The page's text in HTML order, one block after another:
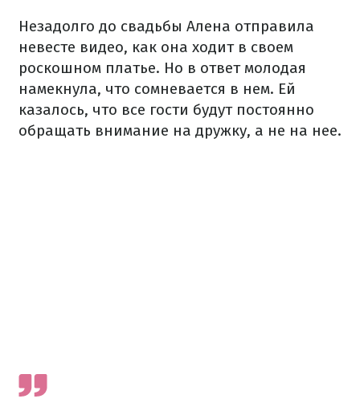
Незадолго до свадьбы Алена отправила
невесте видео, как она ходит в своем
роскошном платье. Но в ответ молодая
намекнула, что сомневается в нем. Ей
казалось, что все гости будут постоянно
обращать внимание на дружку, а не на нее.